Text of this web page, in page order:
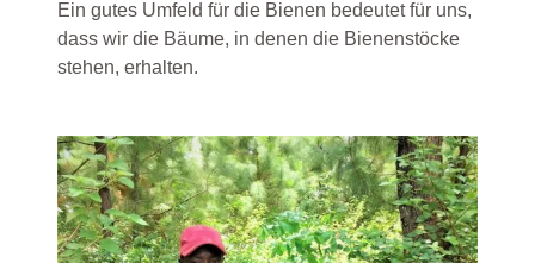
Ein gutes Umfeld für die Bienen bedeutet für uns,
dass wir die Bäume, in denen die Bienenstöcke
stehen, erhalten.